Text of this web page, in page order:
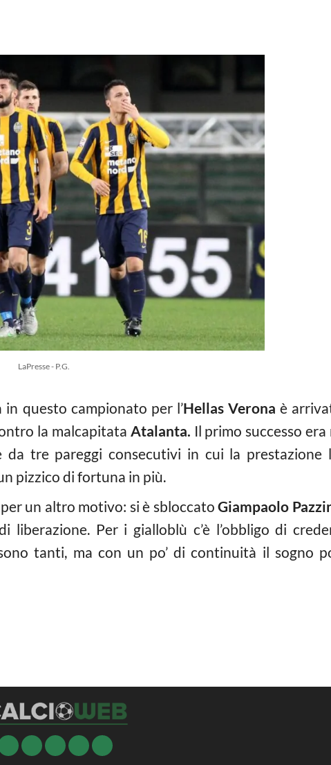
LaPresse - P.G.
questo campionato per l’Hellas Verona è
la malcapitata Atalanta. Il primo successo era
da tre pareggi consecutivi in cui la prestazione
pizzico di fortuna in più.
un altro motivo: si è sbloccatoGiampaolo
Per i gialloblù c’è l’obbligo di
tanti, ma con un po’ di continuità il sogno